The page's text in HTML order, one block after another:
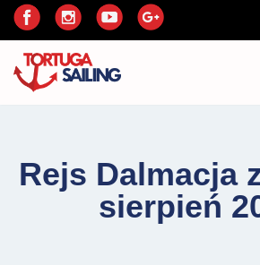
do
treści
Rejs Dalmacja
sierpień